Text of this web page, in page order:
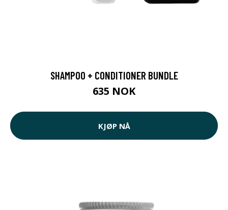
SHAMPOO + CONDITIONER BUNDLE
635 NOK
KJØP NÅ